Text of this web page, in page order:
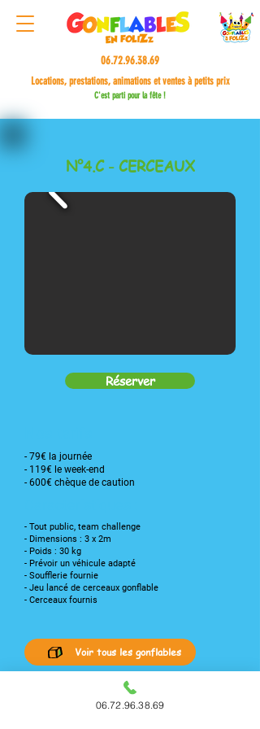
06.72.96.38.69
Locations, prestations, animations et ventes à petits prix
C'est parti pour la fête !
N°4.C - CERCEAUX
Réserver
- 79€ la journée
- 119€ le week-end
- 600€ chèque de caution
- Tout public, team challenge
- Dimensions : 3 x 2m
- Poids : 30 kg
- Prévoir un véhicule adapté
- Soufflerie fournie
- Jeu lancé de cerceaux gonflable
- Cerceaux fournis
Voir tous les gonflables
06.72.96.38.69